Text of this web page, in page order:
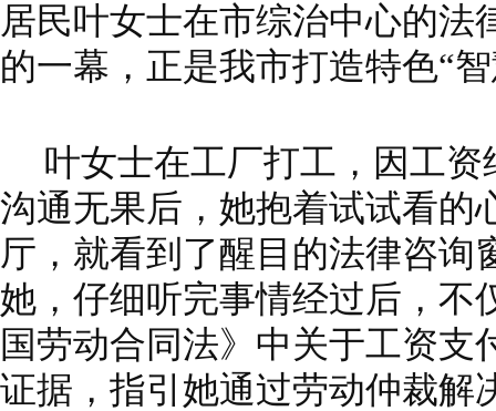
居民叶女士在市综治中心的法
的一幕，正是我市打造特色“
叶女士在工厂打工，因工
沟通无果后，她抱着试试看的
厅，就看到了醒目的法律咨询
她，仔细听完事情经过后，不
国劳动合同法》中关于工资
证据，指引她通过劳动仲裁解